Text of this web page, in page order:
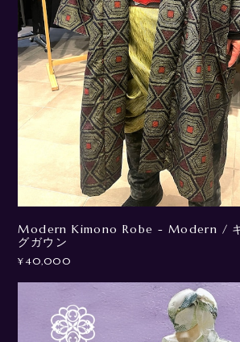
Modern Kimono Robe - Modern / キ
グガウン
¥40,000